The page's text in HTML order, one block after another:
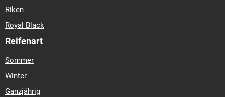
Riken
Royal Black
Reifenart
Sommer
Winter
Ganzjährig